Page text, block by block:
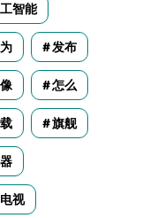
智能
发布
怎么
旗舰
电视